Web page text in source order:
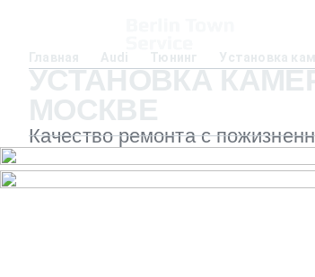
Главная Audi Тюнинг Установка
УСТАНОВКА
МОСКВЕ
Качество ремонта с